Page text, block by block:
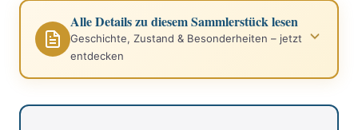
Alle Details zu diesem Sammlerstück lesen
Geschichte, Zustand & Besonderheiten – jetzt
entdecken